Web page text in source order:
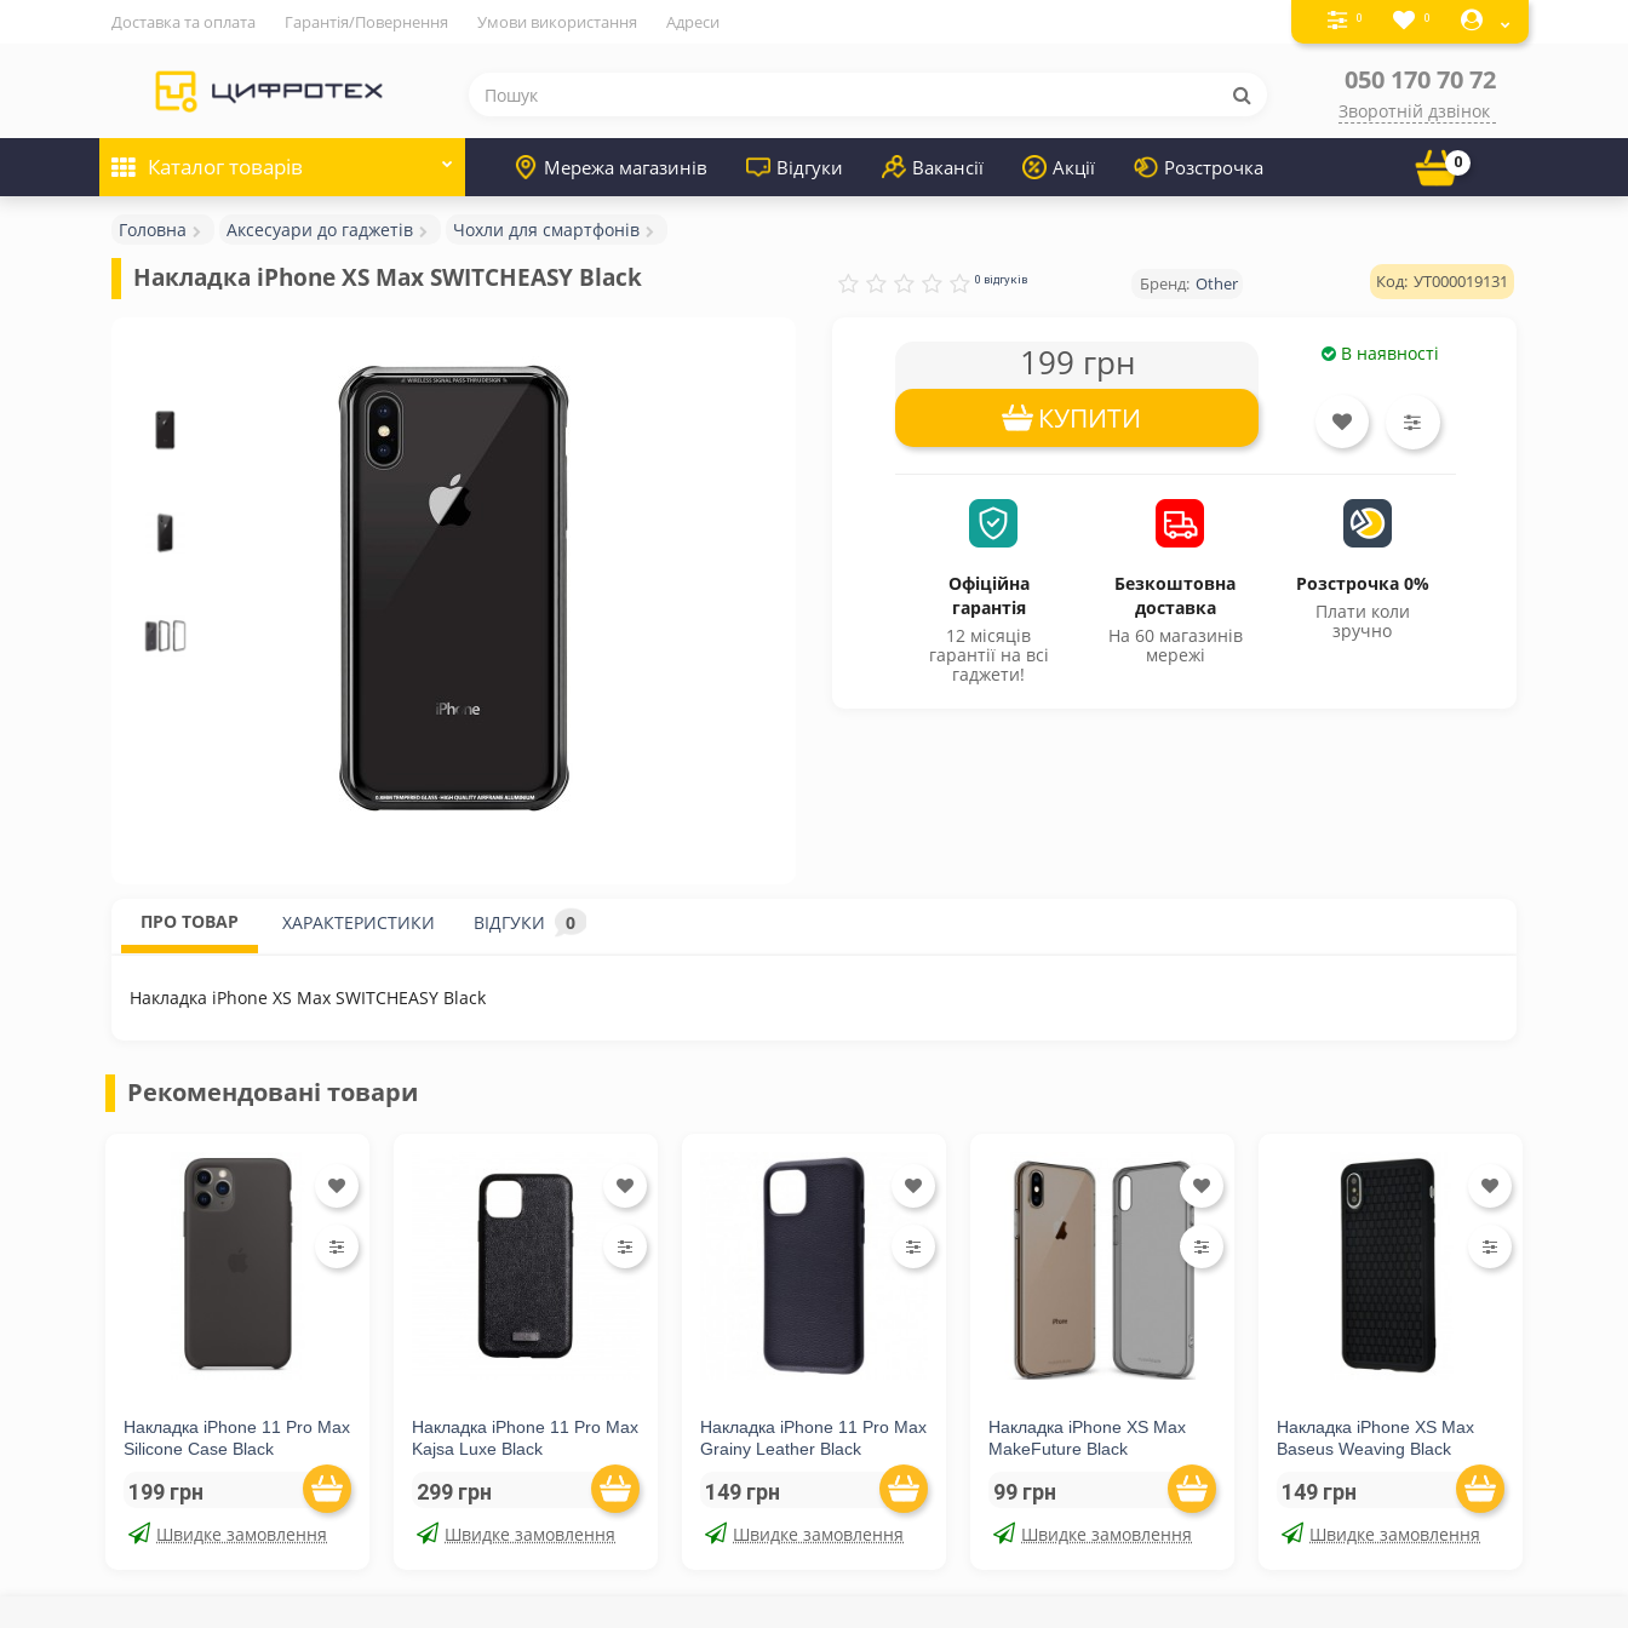
Доставка та оплата Гарантія/Повернення Умови використання Адреси 0 0
050 170 70 72
Зворотній дзвінок
Каталогтоварів Мережа магазинів Відгуки Вакансії Акції Розстрочка 0
Головна Аксесуари до гаджетів Чохли для смартфонів
Накладка iPhone XS Max SWITCHEASY Black 0 відгуків Other УТ000019131
199 грн В наявності
КУПИТИ
Офіційна
гарантія
12 місяців
гарантії на всі
гаджети!
Безкоштовна
доставка
На 60 магазинів
мережі
Розстрочка 0%
Плати коли
зручно
ПРО ТОВАР ХАРАКТЕРИСТИКИ ВІДГУКИ 0
Накладка iPhone XS Max SWITCHEASY Black
Рекомендовані товари
Накладка iPhone 11 Pro Max
Silicone Case Black
199 грн
Швидке замовлення
Накладка iPhone 11 Pro Max
Kajsa Luxe Black
299 грн
Швидке замовлення
Накладка iPhone 11 Pro Max
Grainy Leather Black
149 грн
Швидке замовлення
Накладка iPhone XS Max
MakeFuture Black
99 грн
Швидке замовлення
Накладка iPhone XS Max
Baseus Weaving Black
149 грн
Швидке замовлення